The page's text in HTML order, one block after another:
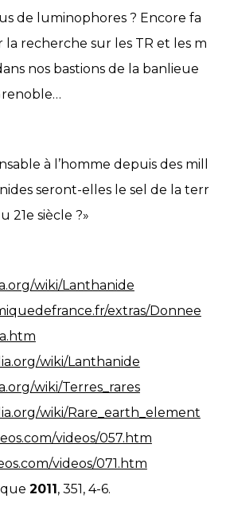
de luminophores ? Encore fa
recherche sur les TR et les m
nos bastions de la banlieue
à l’homme depuis des mill
seront-elles le sel de la terr
21e siècle ?»
wiki/Lanthanide
extras/Donnee
wiki/Lanthanide
wiki/Terres_rares
wiki/Rare_earth_element
videos/057.htm
videos/071.htm
2011, 351, 4-6.